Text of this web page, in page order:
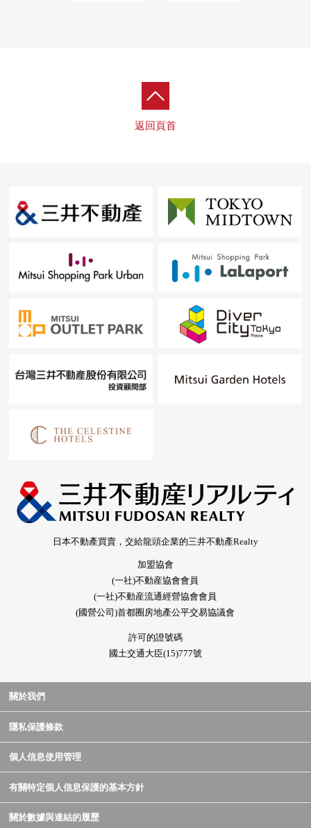
返回頁首
日本不動產買賣，交給龍頭企業的三井不動產Realty
加盟協會
(一社)不動産協會會員
(一社)不動産流通經營協會會員
(國營公司)首都圈房地產公平交易協議會
許可的證號碼
國土交通大臣(15)777號
關於我們
隱私保護條款
個人信息使用管理
有關特定個人信息保護的基本方針
關於數據與連結的履歷